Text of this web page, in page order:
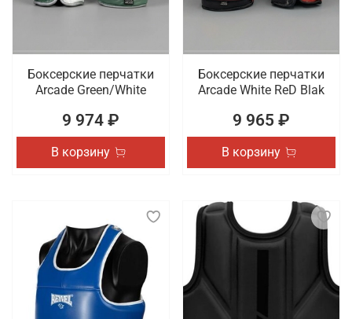
Боксерские перчатки
Arcade Green/White
9 974 ₽
В корзину
Боксерские перчатки
Arcade White ReD Blak
9 965 ₽
В корзину